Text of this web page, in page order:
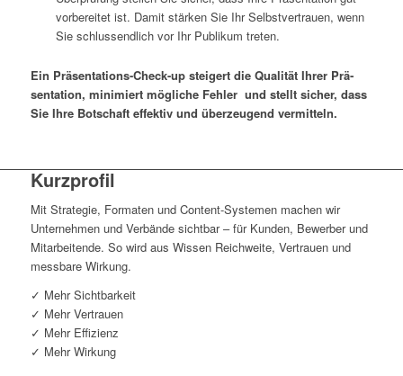
vor­be­rei­tet ist. Damit stär­ken Sie Ihr Selbst­ver­trau­en, wenn
Sie schluss­end­lich vor Ihr Publi­kum treten.
Ein Prä­sen­ta­ti­ons-Check-up stei­gert die Qua­li­tät Ihrer Prä­
sen­ta­ti­on, mini­miert mög­li­che Feh­ler und stellt sicher, dass
Sie Ihre Bot­schaft effek­tiv und über­zeu­gend vermitteln.
Kurz­pro­fil
Mit Stra­te­gie, For­ma­ten und Con­tent-Sys­te­men machen wir
Unter­neh­men und Ver­bän­de sicht­bar – für Kun­den, Bewer­ber und
Mit­ar­bei­ten­de. So wird aus Wis­sen Reich­wei­te, Ver­trau­en und
mess­ba­re Wirkung.
✓ Mehr Sichtbarkeit
✓ Mehr Vertrauen
✓ Mehr Effizienz
✓ Mehr Wirkung